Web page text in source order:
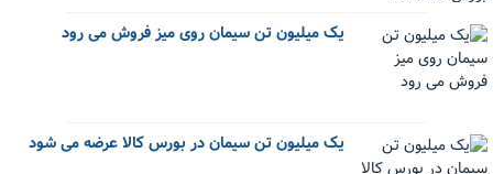
یک میلیون تن سیمان روی میز فروش می رود
یک میلیون تن سیمان در بورس کالا عرضه می شود